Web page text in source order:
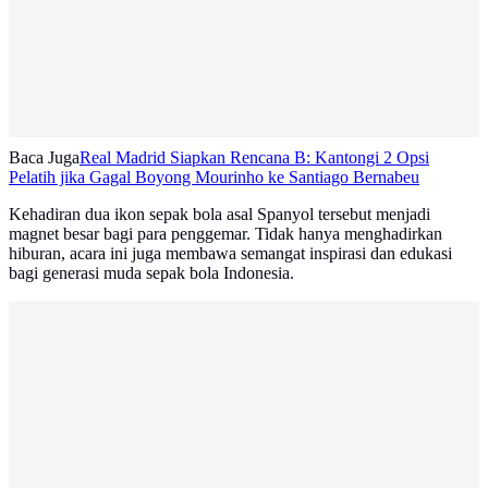
Baca JugaReal Madrid Siapkan Rencana B: Kantongi 2 Opsi
Pelatih jika Gagal Boyong Mourinho ke Santiago Bernabeu
Kehadiran dua ikon sepak bola asal Spanyol tersebut menjadi
magnet besar bagi para penggemar. Tidak hanya menghadirkan
hiburan, acara ini juga membawa semangat inspirasi dan edukasi
bagi generasi muda sepak bola Indonesia.